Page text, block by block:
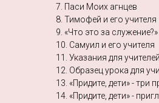
7. Паси Моих агнцев
8. Тимофей и его учителя
9. «Что это за служение?»
10. Самуил и его учителя
11. Указания для
12. Образец урока для
13. «Придите, дети» - три
14. «Придите, дети» -